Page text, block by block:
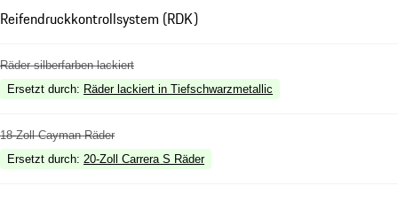
Reifendruckkontrollsystem (RDK)
Räder silberfarben lackiert
Ersetzt durch: Räder lackiert in Tiefschwarzmetallic
18-Zoll Cayman Räder
Ersetzt durch: 20-Zoll Carrera S Räder